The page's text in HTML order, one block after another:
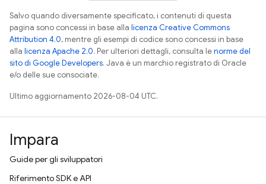
Salvo quando diversamente specificato, i contenuti di questa
pagina sono concessi in base alla licenza Creative Commons
Attribution 4.0, mentre gli esempi di codice sono concessi in base
alla licenza Apache 2.0. Per ulteriori dettagli, consulta lenorme del
sito di Google Developers. Java è un marchio registrato di Oracle
e/o delle sue consociate.
Ultimo aggiornamento 2026-08-04 UTC.
Impara
Guide per gli sviluppatori
Riferimento SDK e API